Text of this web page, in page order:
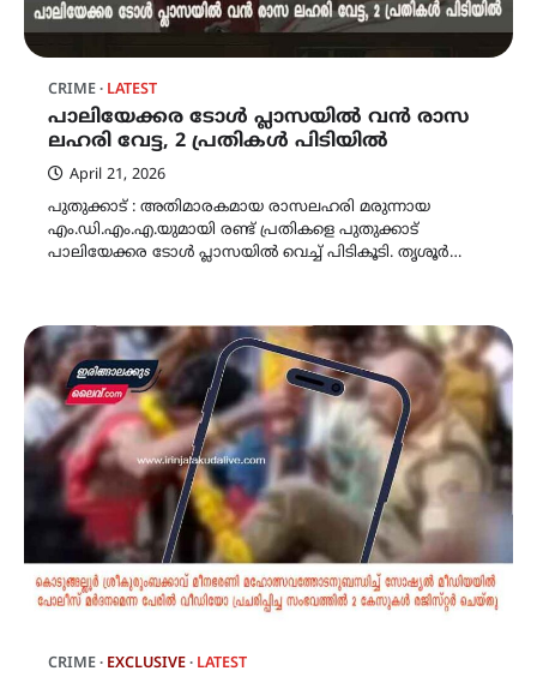
CRIME LATEST
പാലിയേക്കര ടോൾ പ്ലാസയിൽ വൻ രാസ
ലഹരി വേട്ട, 2 പ്രതികൾ പിടിയിൽ
April 21, 2026
പുതുക്കാട് : അതിമാരകമായ രാസലഹരി മരുന്നായ
എം.ഡി.എം.എ.യുമായി രണ്ട് പ്രതികളെ പുതുക്കാട്
പാലിയേക്കര ടോൾ പ്ലാസയിൽ വെച്ച് പിടികൂടി. തൃശൂർ…
CRIME EXCLUSIVE LATEST